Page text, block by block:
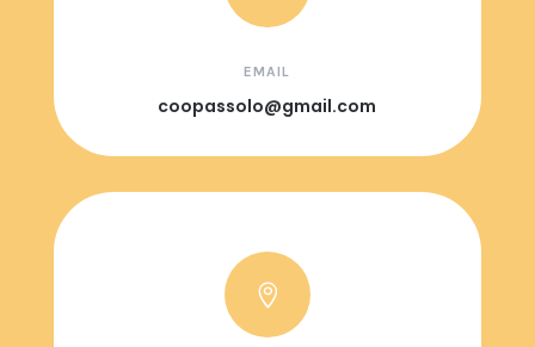
EMAIL
coopassolo@gmail.com
